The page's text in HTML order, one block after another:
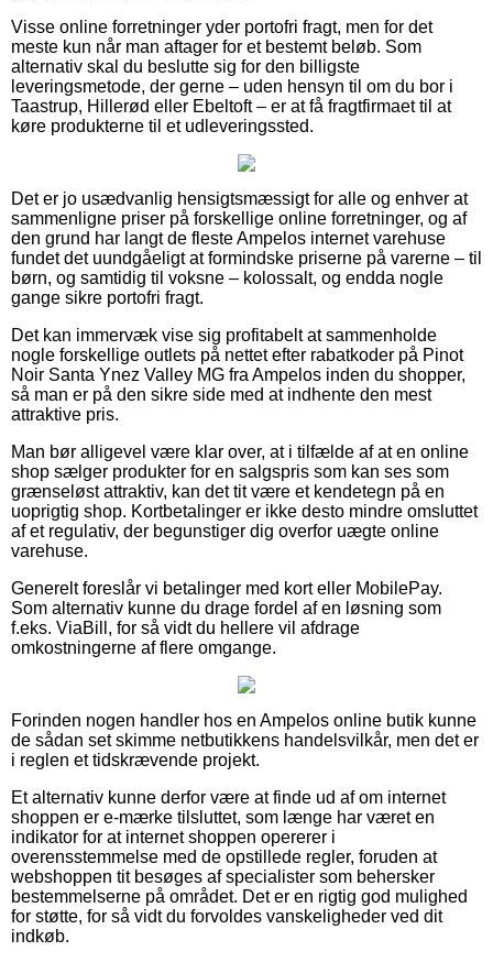
Visse online forretninger yder portofri fragt, men for det
meste kun når man aftager for et bestemt beløb. Som
alternativ skal du beslutte sig for den billigste
leveringsmetode, der gerne – uden hensyn til om du bor i
Taastrup, Hillerød eller Ebeltoft – er at få fragtfirmaet til at
køre produkterne til et udleveringssted.
Det er jo usædvanlig hensigtsmæssigt for alle og enhver at
sammenligne priser på forskellige online forretninger, og af
den grund har langt de fleste Ampelos internet varehuse
fundet det uundgåeligt at formindske priserne på varerne – til
børn, og samtidig til voksne – kolossalt, og endda nogle
gange sikre portofri fragt.
Det kan immervæk vise sig profitabelt at sammenholde
nogle forskellige outlets på nettet efter rabatkoder på Pinot
Noir Santa Ynez Valley MG fra Ampelos inden du shopper,
så man er på den sikre side med at indhente den mest
attraktive pris.
Man bør alligevel være klar over, at i tilfælde af at en online
shop sælger produkter for en salgspris som kan ses som
grænseløst attraktiv, kan det tit være et kendetegn på en
uoprigtig shop. Kortbetalinger er ikke desto mindre omsluttet
af et regulativ, der begunstiger dig overfor uægte online
varehuse.
Generelt foreslår vi betalinger med kort eller MobilePay.
Som alternativ kunne du drage fordel af en løsning som
f.eks. ViaBill, for så vidt du hellere vil afdrage
omkostningerne af flere omgange.
Forinden nogen handler hos en Ampelos online butik kunne
de sådan set skimme netbutikkens handelsvilkår, men det er
i reglen et tidskrævende projekt.
Et alternativ kunne derfor være at finde ud af om internet
shoppen er e-mærke tilsluttet, som længe har været en
indikator for at internet shoppen opererer i
overensstemmelse med de opstillede regler, foruden at
webshoppen tit besøges af specialister som behersker
bestemmelserne på området. Det er en rigtig god mulighed
for støtte, for så vidt du forvoldes vanskeligheder ved dit
indkøb.